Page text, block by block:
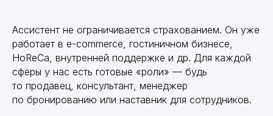
Ассистент не ограничивается страхованием. Он уже
работает в e-commerce, гостиничном бизнесе,
HoReCa, внутренней поддержке и др. Для каждой
сферы у нас есть готовые «роли» — будь
то продавец, консультант, менеджер
по бронированию или наставник для сотрудников.
Возможности
О продукте
Готовые решения
Цены
Контакты
Цены
Готовые решения
О продукте
Возможности